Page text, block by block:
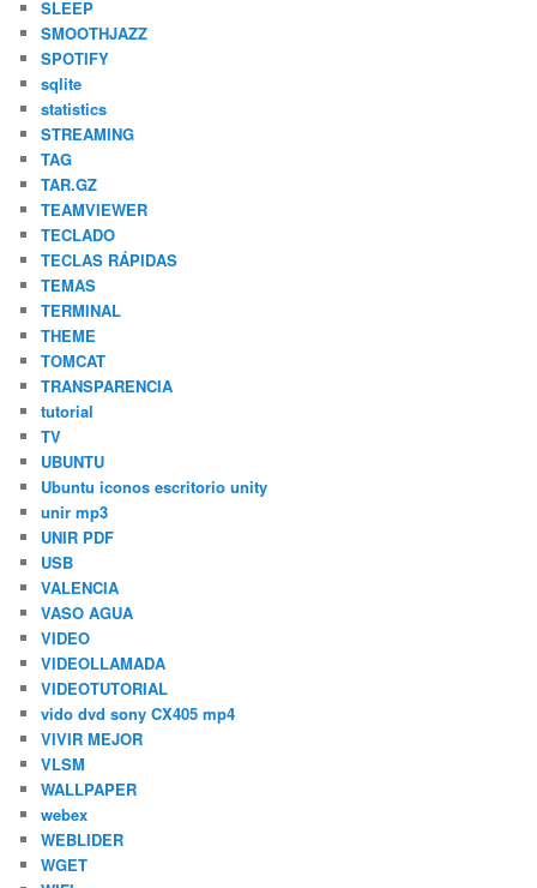
SLEEP
SMOOTHJAZZ
SPOTIFY
sqlite
statistics
STREAMING
TAG
TAR.GZ
TEAMVIEWER
TECLADO
TECLAS RÁPIDAS
TEMAS
TERMINAL
THEME
TOMCAT
TRANSPARENCIA
tutorial
TV
UBUNTU
Ubuntu iconos escritorio unity
unir mp3
UNIR PDF
USB
VALENCIA
VASO AGUA
VIDEO
VIDEOLLAMADA
VIDEOTUTORIAL
vido dvd sony CX405 mp4
VIVIR MEJOR
VLSM
WALLPAPER
webex
WEBLIDER
WGET